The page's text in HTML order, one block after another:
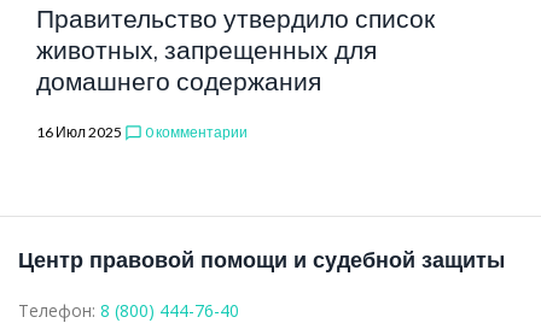
Правительство утвердило список
животных, запрещенных для
домашнего содержания
16 Июл 2025 chat_bubble_outline 0 комментарии
Центр правовой помощи и судебной защиты
Телефон: 8 (800) 444-76-40